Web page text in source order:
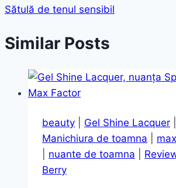
Sătulă de tenul sensibil
Similar Posts
beauty Gel Shine Lacquer
Manichiura de toamna
nuante de toamna
Berry